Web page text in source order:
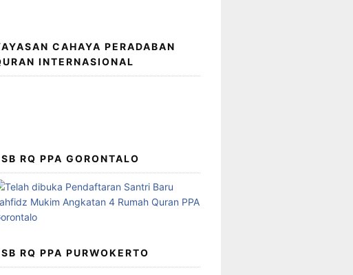
CAHAYA PERADABAN
INTERNASIONAL
RQ PPA GORONTALO
RQ PPA PURWOKERTO